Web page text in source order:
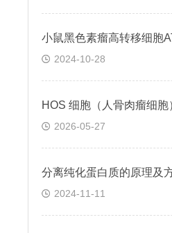
2024-10-28
2026-05-27
分离纯化蛋白质的原理及
2024-11-11